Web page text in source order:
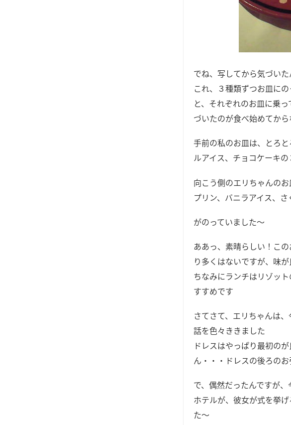
でね、写してから気づいた
これ、３種類ずつお皿に
と、それぞれのお皿に乗
づいたのが食べ始めてか
手前の私のお皿は、とろ
ルアイス、チョコケーキの
向こう側のエリちゃんの
プリン、バニラアイス、
がのっていました～
ああっ、素晴らしい！こ
り多くはないですが、味が
ちなみにランチはリゾッ
すすめです
さてさて、エリちゃんは
話を色々ききました
ドレスはやっぱり最初の
ん・・・ドレスの後ろの
で、偶然だったんですが
ホテルが、彼女が式を挙
た～